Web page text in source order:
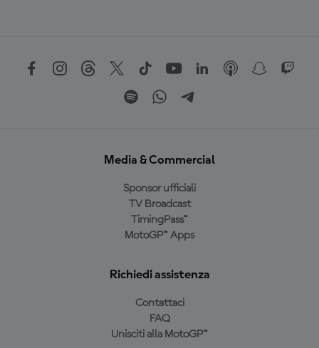
Media & Commercial
Sponsor ufficiali
TV Broadcast
TimingPass™
MotoGP™ Apps
Richiedi assistenza
Contattaci
FAQ
Unisciti alla MotoGP™